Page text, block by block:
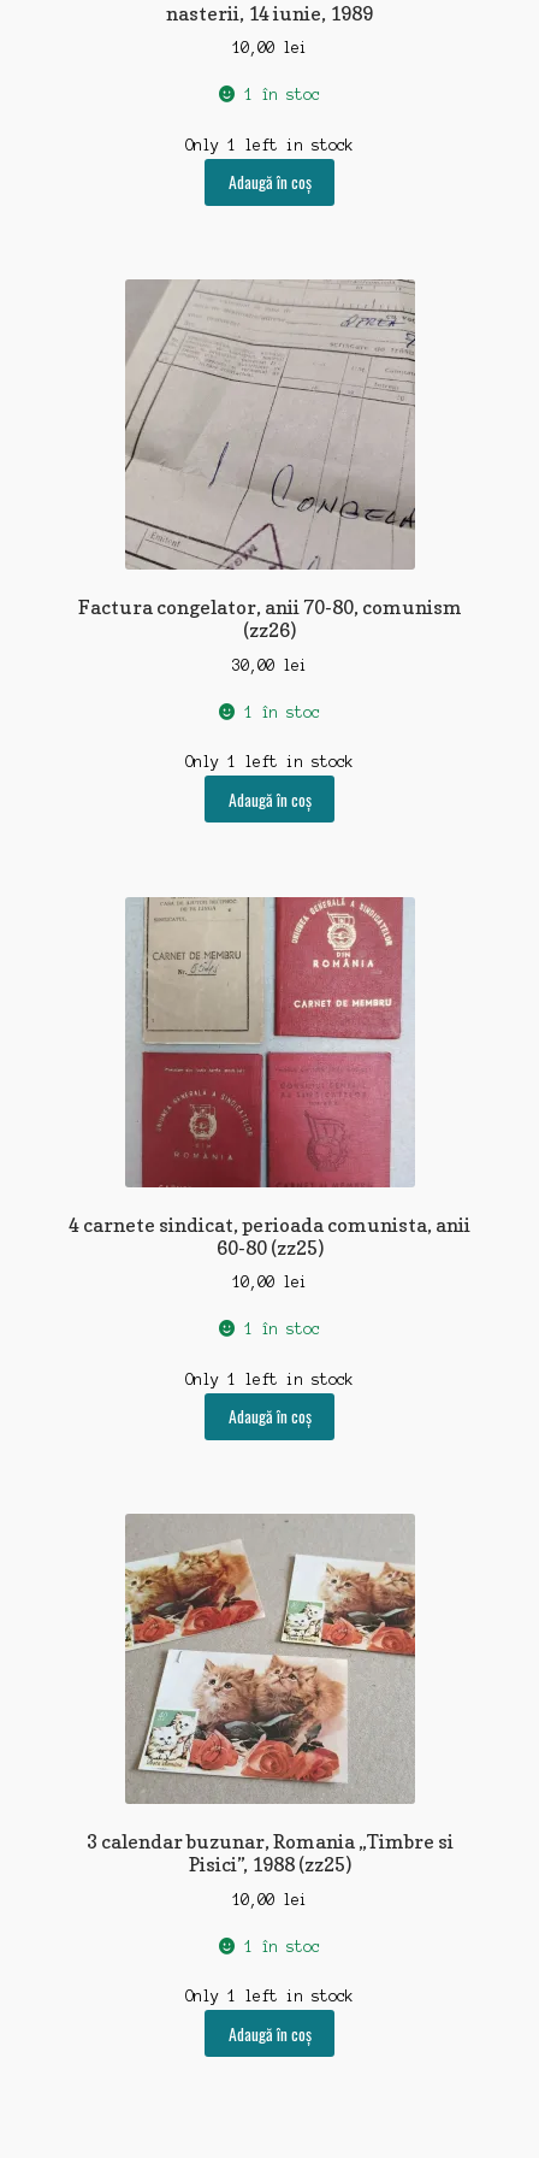
nasterii, 14 iunie, 1989
10,00 lei
1 în stoc
Only 1 left in stock
Adaugă în coș
Factura congelator, anii 70-80, comunism
(zz26)
30,00 lei
1 în stoc
Only 1 left in stock
Adaugă în coș
4 carnete sindicat, perioada comunista, anii
60-80 (zz25)
10,00 lei
1 în stoc
Only 1 left in stock
Adaugă în coș
3 calendar buzunar, Romania „Timbre si
Pisici”, 1988 (zz25)
10,00 lei
1 în stoc
Only 1 left in stock
Adaugă în coș